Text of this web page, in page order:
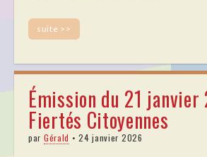
suite >>
Émission du 21 janvier
Fiertés Citoyennes
par Gérald •24 janvier 2026